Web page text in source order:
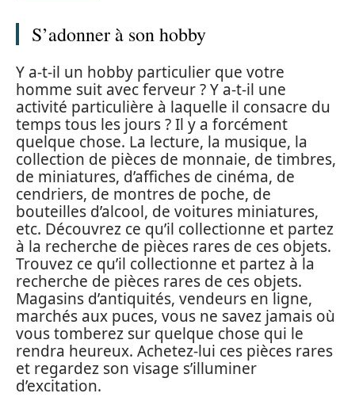
S’adonner à son hobby
Y a-t-il un hobby particulier que votre
homme suit avec ferveur ? Y a-t-il une
activité particulière à laquelle il consacre du
temps tous les jours ? Il y a forcément
quelque chose. La lecture, la musique, la
collection de pièces de monnaie, de timbres,
de miniatures, d’affiches de cinéma, de
cendriers, de montres de poche, de
bouteilles d’alcool, de voitures miniatures,
etc. Découvrez ce qu’il collectionne et partez
à la recherche de pièces rares de ces objets.
Trouvez ce qu’il collectionne et partez à la
recherche de pièces rares de ces objets.
Magasins d’antiquités, vendeurs en ligne,
marchés aux puces, vous ne savez jamais où
vous tomberez sur quelque chose qui le
rendra heureux. Achetez-lui ces pièces rares
et regardez son visage s’illuminer
d’excitation.